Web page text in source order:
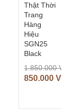
Thật Thời
Trang
Hàng
Hiệu
SGN25
Black
1.850.000
850.000